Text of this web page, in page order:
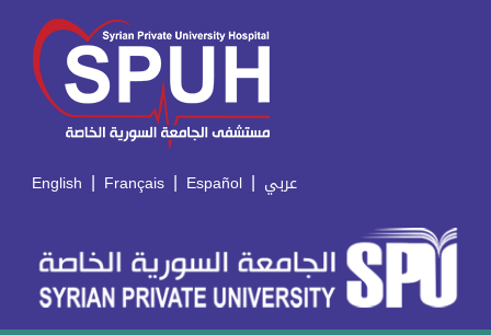
English | Français | Español | عربي